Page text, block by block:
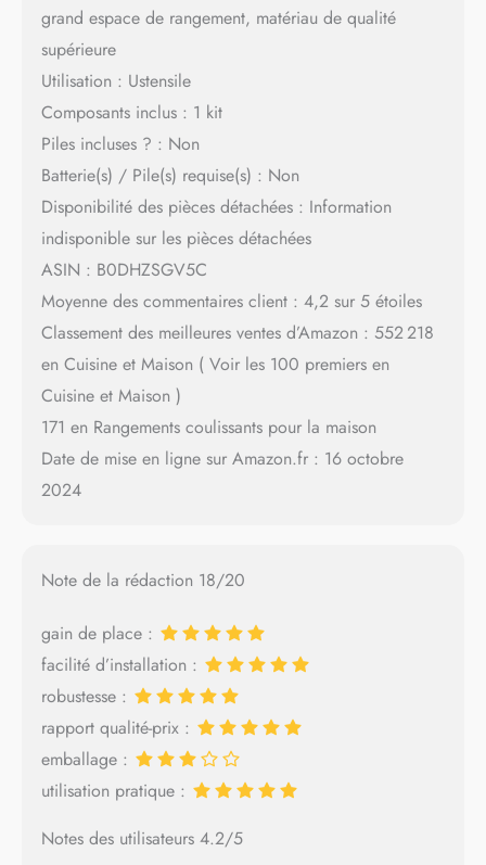
grand espace de rangement, matériau de qualité
supérieure
Utilisation : Ustensile
Composants inclus : 1 kit
Piles incluses ? : Non
Batterie(s) / Pile(s) requise(s) : Non
Disponibilité des pièces détachées : Information
indisponible sur les pièces détachées
ASIN : B0DHZSGV5C
Moyenne des commentaires client : 4,2 sur 5 étoiles
Classement des meilleures ventes d’Amazon : 552 218
en Cuisine et Maison ( Voir les 100 premiers en
Cuisine et Maison )
171 en Rangements coulissants pour la maison
Date de mise en ligne sur Amazon.fr : 16 octobre
2024
Note de la rédaction 18/20
gain de place :
facilité d’installation :
robustesse :
rapport qualité-prix :
emballage :
utilisation pratique :
Notes des utilisateurs 4.2/5